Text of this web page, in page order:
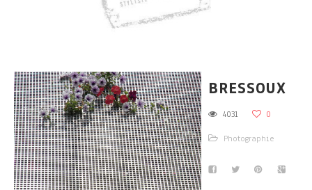
BRESSOUX
4031 0
Photographie